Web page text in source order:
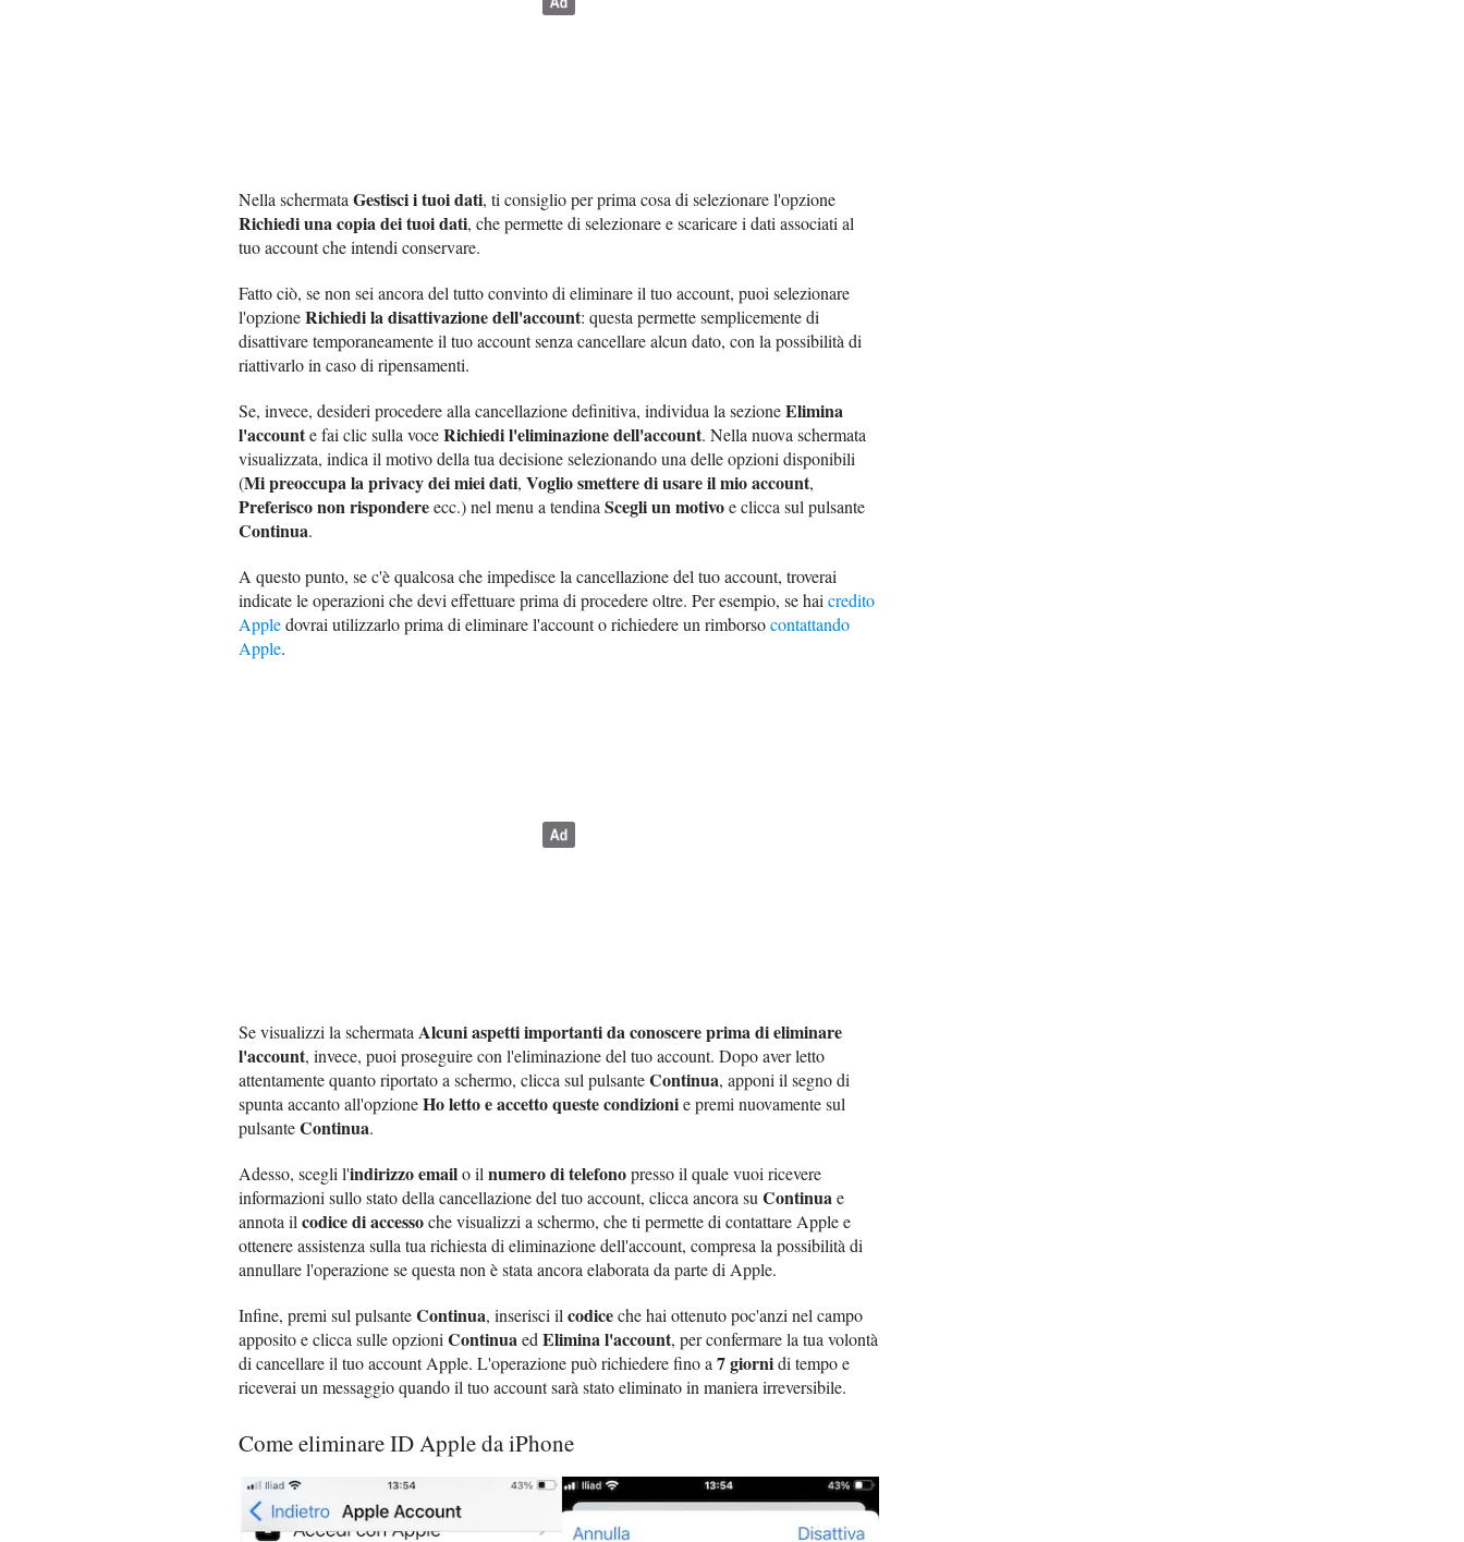
Nella schermata Gestisci i tuoi dati, ti consiglio per prima cosa di selezionare l'opzione
Richiedi una copia dei tuoi dati, che permette di selezionare e scaricare i dati associati al
tuo account che intendi conservare.
Fatto ciò, se non sei ancora del tutto convinto di eliminare il tuo account, puoi selezionare
l'opzioneRichiedi la disattivazione dell'account: questa permette semplicemente di
disattivare temporaneamente il tuo account senza cancellare alcun dato, con la possibilità di
riattivarlo in caso di ripensamenti.
Se, invece, desideri procedere alla cancellazione definitiva, individua la sezioneElimina
l'accounte fai clic sulla voceRichiedi l'eliminazione dell'account. Nella nuova schermata
visualizzata, indica il motivo della tua decisione selezionando una delle opzioni disponibili
(Mi preoccupa la privacy dei miei dati, Voglio smettere di usare il mio account,
Preferisco non rispondereecc.) nel menu a tendina Scegli un motivoe clicca sul pulsante
Continua.
A questo punto, se c'è qualcosa che impedisce la cancellazione del tuo account, troverai
indicate le operazioni che devi effettuare prima di procedere oltre. Per esempio, se hai credito
Appledovrai utilizzarlo prima di eliminare l'account o richiedere un rimborsocontattando
Apple.
Se visualizzi la schermata Alcuni aspetti importanti da conoscere prima di eliminare
l'account, invece, puoi proseguire con l'eliminazione del tuo account. Dopo aver letto
attentamente quanto riportato a schermo, clicca sul pulsanteContinua, apponi il segno di
spunta accanto all'opzioneHo letto e accetto queste condizionie premi nuovamente sul
pulsanteContinua.
Adesso, scegli l'indirizzo emailo il numero di telefonopresso il quale vuoi ricevere
informazioni sullo stato della cancellazione del tuo account, clicca ancora su Continuae
annota il codice di accessoche visualizzi a schermo, che ti permette di contattare Apple e
ottenere assistenza sulla tua richiesta di eliminazione dell'account, compresa la possibilità di
annullare l'operazione se questa non è stata ancora elaborata da parte di Apple.
Infine, premi sul pulsanteContinua, inserisci il codiceche hai ottenuto poc'anzi nel campo
apposito e clicca sulle opzioni Continuaed Elimina l'account, per confermare la tua volontà
di cancellare il tuo account Apple. L'operazione può richiedere fino a 7 giornidi tempo e
riceverai un messaggio quando il tuo account sarà stato eliminato in maniera irreversibile.
Come eliminare ID Apple da iPhone